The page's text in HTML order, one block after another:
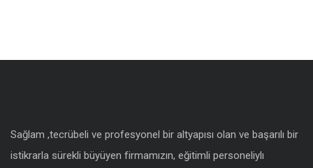
Sağlam ,tecrübeli ve profesyonel bir altyapısı olan ve başarılı bir
istikrarla sürekli büyüyen firmamızın, eğitimli personeliylı